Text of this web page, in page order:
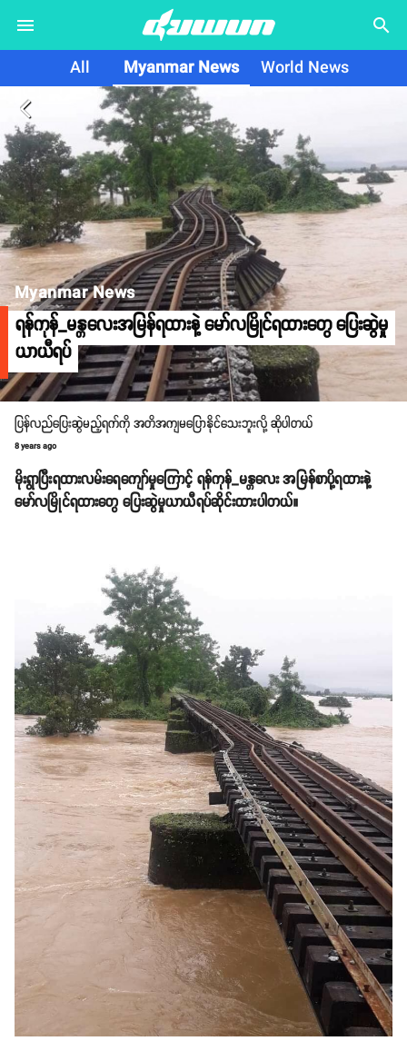
search
All Myanmar News World News
arrow_back_ios
Myanmar News
ရန်ကုန်_မန္တလေးအမြန်ရထားနဲ့ မော်လမြိုင်ရထားတွေ ပြေးဆွဲမှု
ယာယီရပ်
ပြန်လည်ပြေးဆွဲမည့်ရက်ကို အတိအကျမပြောနိုင်သေးဘူးလို့ ဆိုပါတယ်
8 years ago
မိုးရွာပြီးရထားလမ်းရေကျော်မှုကြောင့် ရန်ကုန်_မန္တလေး အမြန်စာပို့ရထားနဲ့
မော်လမြိုင်ရထားတွေ ပြေးဆွဲမှုယာယီရပ်ဆိုင်းထားပါတယ်။